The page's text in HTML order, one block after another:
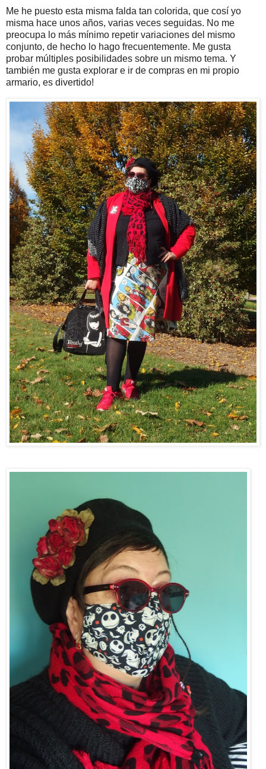
Me he puesto esta misma falda tan colorida, que cosí yo
misma hace unos años, varias veces seguidas. No me
preocupa lo más mínimo repetir variaciones del mismo
conjunto, de hecho lo hago frecuentemente. Me gusta
probar múltiples posibilidades sobre un mismo tema. Y
también me gusta explorar e ir de compras en mi propio
armario, es divertido!